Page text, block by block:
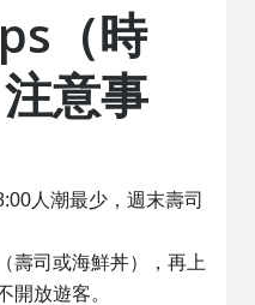
（時
意事
人潮最少，週末壽司
壽司或海鮮丼），再上
開放遊客。